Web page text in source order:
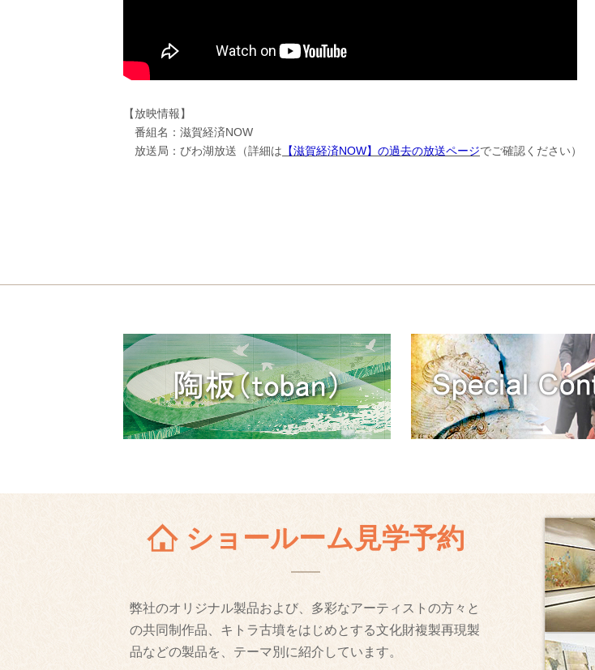
【放映情報】
番組名：滋賀経済NOW
放送局：びわ湖放送（詳細は 【滋賀経済NOW】の過去の放送ページでご確認ください）
ショールーム見学予約
弊社のオリジナル製品および、多彩なアーティストの方々と
の共同制作品、キトラ古墳をはじめとする文化財複製再現製
品などの製品を、テーマ別に紹介しています。